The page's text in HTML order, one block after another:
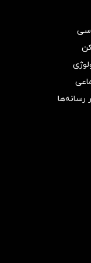
رسانه‌‌ها